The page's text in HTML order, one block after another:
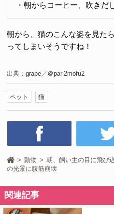
・朝からコーヒー、吹きだ
朝から、猫のこんな姿を見た
ってしまいそうですね！
出典： grape ／ ＠pari2mofu2
ペット 猫
動物
朝、飼い主の目に飛び
の光景に腹筋崩壊
関連記事